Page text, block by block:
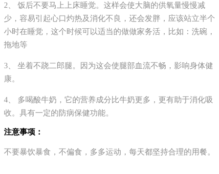
2、 饭后不要马上上床睡觉。这样会使大脑的供氧量慢慢减
少，容易引起心口灼热及消化不良，还会发胖，应该站立半个
小时在睡觉，这个时候可以适当的做做家务活，比如：洗碗，
拖地等
3、 坐着不跷二郎腿。因为这会使腿部血流不畅，影响身体健
康。
4、 多喝酸牛奶，它的营养成分比牛奶更多，更有助于消化吸
收。具有一定的防病保健功能。
注意事项：
不要暴饮暴食，不偏食，多多运动，每天都坚持合理的用餐。